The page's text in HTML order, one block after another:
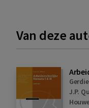
Van deze
J.P.